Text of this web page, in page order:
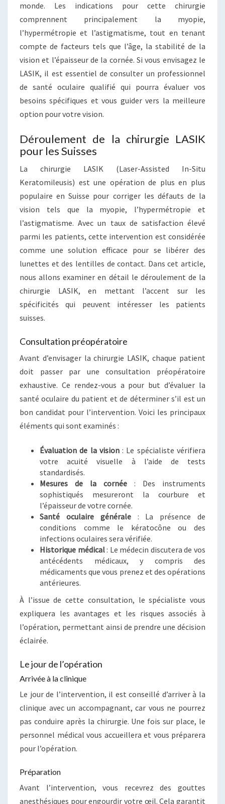
monde. Les indications pour cette chirurgie
comprennent principalement la myopie,
l’hypermétropie et l’astigmatisme, tout en tenant
compte de facteurs tels que l’âge, la stabilité de la
vision et l’épaisseur de la cornée. Si vous envisagez le
LASIK, il est essentiel de consulter un professionnel
de santé oculaire qualifié qui pourra évaluer vos
besoins spécifiques et vous guider vers la meilleure
option pour votre vision.
Déroulement de la chirurgie LASIK
pour les Suisses
La chirurgie LASIK (Laser-Assisted In-Situ
Keratomileusis) est une opération de plus en plus
populaire en Suisse pour corriger les défauts de la
vision tels que la myopie, l’hypermétropie et
l’astigmatisme. Avec un taux de satisfaction élevé
parmi les patients, cette intervention est considérée
comme une solution efficace pour se libérer des
lunettes et des lentilles de contact. Dans cet article,
nous allons examiner en détail le déroulement de la
chirurgie LASIK, en mettant l’accent sur les
spécificités qui peuvent intéresser les patients
suisses.
Consultation préopératoire
Avant d’envisager la chirurgie LASIK, chaque patient
doit passer par une consultation préopératoire
exhaustive. Ce rendez-vous a pour but d’évaluer la
santé oculaire du patient et de déterminer s’il est un
bon candidat pour l’intervention. Voici les principaux
éléments qui sont examinés :
Évaluation de la vision: Le spécialiste vérifiera
votre acuité visuelle à l’aide de tests
standardisés.
Mesures de la cornée : Des instruments
sophistiqués mesureront la courbure et
l’épaisseur de votre cornée.
Santé oculaire générale: La présence de
conditions comme le kératocône ou des
infections oculaires sera vérifiée.
Historique médical: Le médecin discutera de vos
antécédents médicaux, y compris des
médicaments que vous prenez et des opérations
antérieures.
À l’issue de cette consultation, le spécialiste vous
expliquera les avantages et les risques associés à
l’opération, permettant ainsi de prendre une décision
éclairée.
Le jour de l’opération
Arrivée à la clinique
Le jour de l’intervention, il est conseillé d’arriver à la
clinique avec un accompagnant, car vous ne pourrez
pas conduire après la chirurgie. Une fois sur place, le
personnel médical vous accueillera et vous préparera
pour l’opération.
Préparation
Avant l’intervention, vous recevrez des gouttes
anesthésiques pour engourdir votre œil. Cela garantit